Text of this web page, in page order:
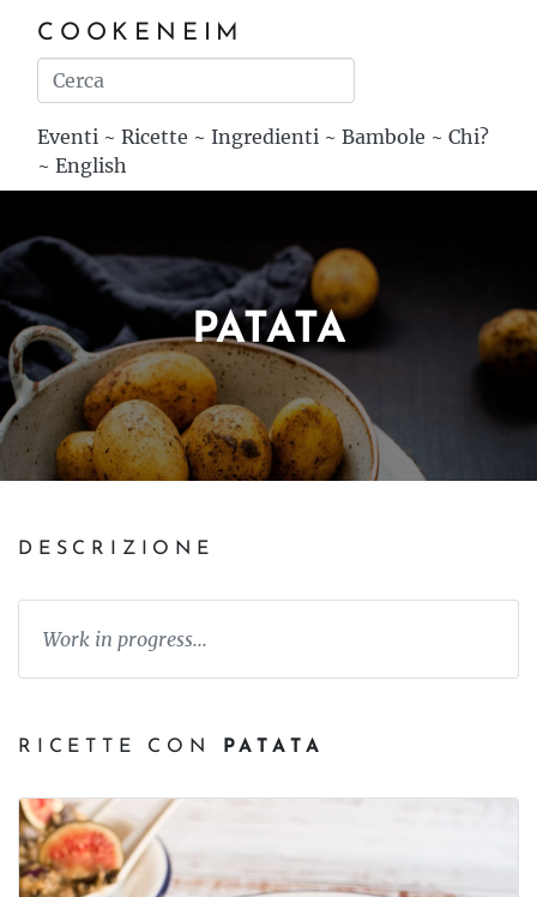
COOKENEIM
Eventi ~ Ricette ~ Ingredienti ~ Bambole ~ Chi?
~ English
PATATA
DESCRIZIONE
Work in progress...
RICETTE CON PATATA